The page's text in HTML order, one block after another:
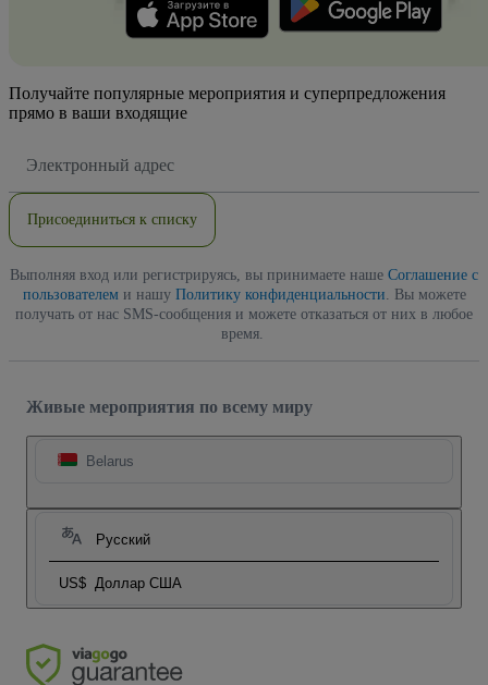
Получайте популярные мероприятия и суперпредложения
прямо в ваши входящие
электронной
Присоединиться к списку
Выполняя вход или регистрируясь, вы принимаете наше Соглашение с
пользователеми нашу Политику конфиденциальности . Вы можете
получать от нас SMS-сообщения и можете отказаться от них в любое
время.
Живые мероприятия по всему миру
Belarus
Русский
US$ Доллар США